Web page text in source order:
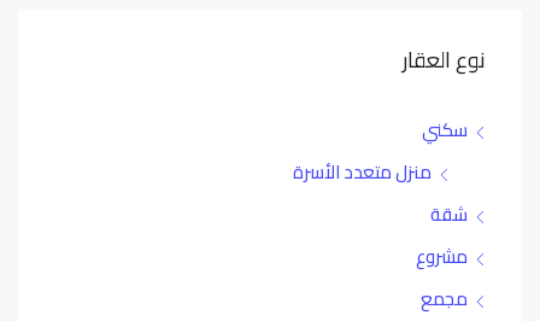
نوع العقار
سكني
منزل متعدد الأسرة
شقة
مشروع
مجمع